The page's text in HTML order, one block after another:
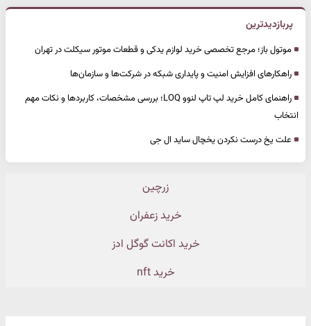
پربازدیدترین
موتول باز؛ مرجع تخصصی خرید لوازم یدکی و قطعات موتور سیکلت در تهران
راهکارهای افزایش امنیت و پایداری شبکه در شرکت‌ها و سازمان‌ها
راهنمای کامل خرید لپ تاپ لنوو LOQ؛ بررسی مشخصات، کاربردها و نکات مهم
انتخاب
علت یخ درست نکردن یخچال ساید ال جی
زرچین
خرید زعفران
خرید اکانت گوگل ادز
خرید nft